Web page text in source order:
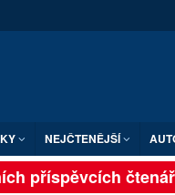
NEJČTENĚJŠÍ
příspěvcích